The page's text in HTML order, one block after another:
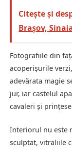
Citește și
Brașov,
Fotografiile din
acoperișurile
adevărata magie
jur, iar castelul
cavaleri și
Interiorul nu este
sculptat, vitraliile